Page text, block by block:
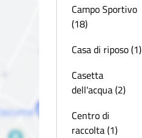
Campo Sportivo
(18)
Casa di riposo (1)
Casetta
dell'acqua (2)
Centro di
raccolta (1)